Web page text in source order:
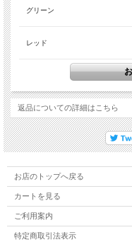
グリーン
レッド
返品についての詳細はこちら
お店のトップへ戻る
カートを見る
ご利用案内
特定商取引法表示